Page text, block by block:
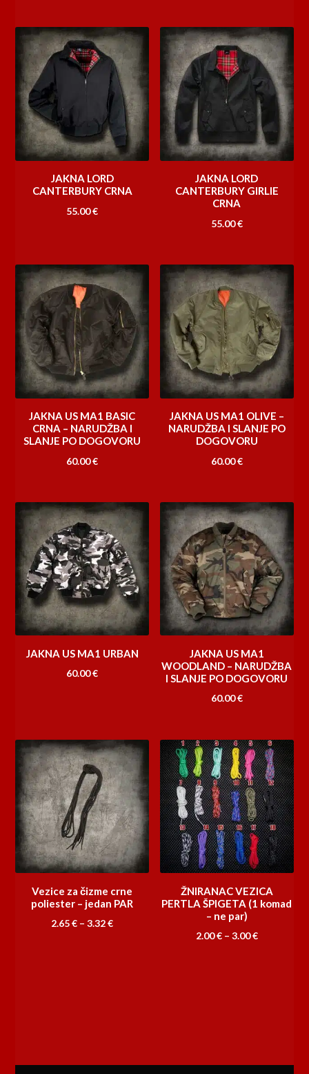
JAKNA LORD
CANTERBURY CRNA
55.00€
JAKNA LORD
CANTERBURY GIRLIE
CRNA
55.00€
JAKNA US MA1 BASIC
CRNA – NARUDŽBA I
SLANJE PO DOGOVORU
60.00€
JAKNA US MA1 OLIVE –
NARUDŽBA I SLANJE PO
DOGOVORU
60.00€
JAKNA US MA1 URBAN
60.00€
JAKNA US MA1
WOODLAND – NARUDŽBA
I SLANJE PO DOGOVORU
60.00€
Vezice za čizme crne
poliester – jedan PAR
2.65€ – 3.32€Raspon
ŽNIRANAC VEZICA
PERTLA ŠPIGETA (1 komad
– ne par)
2.00€ – 3.00€Raspon